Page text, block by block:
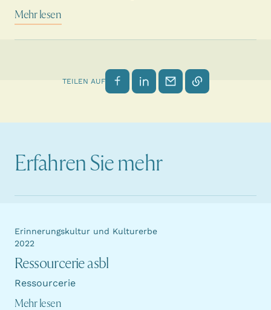
Mehr lesen
TEILEN AUF Auf Facebook teilen
Auf LinkedIn teilen
Per E-Mail senden
Link kopieren
Erfahren Sie mehr
Ressourcerie asbl
Ressourcerie
Erinnerungskultur und Kulturerbe
2022
Mehr lesen